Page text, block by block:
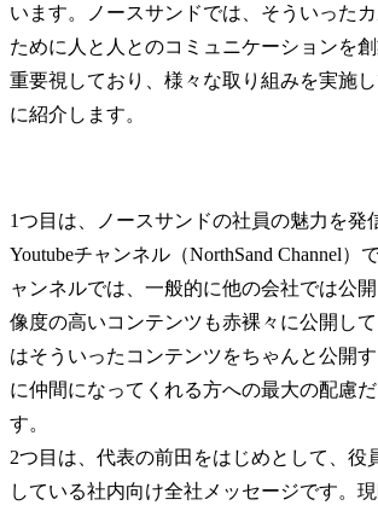
います。ノースサンドでは、そういった
ために人と人とのコミュニケーションを
重要視しており、様々な取り組みを実施
に紹介します。
1つ目は、ノースサンドの社員の魅力を発
Youtubeチャンネル（NorthSand Channel）
ャンネルでは、一般的に他の会社では公
像度の高いコンテンツも赤裸々に公開し
はそういったコンテンツをちゃんと公開
に仲間になってくれる方への最大の配慮
す。
2つ目は、代表の前田をはじめとして、役
している社内向け全社メッセージです。現